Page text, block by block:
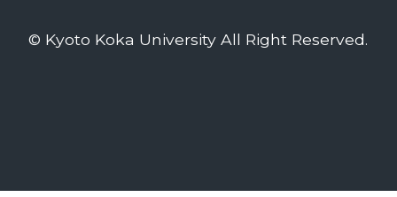
© Kyoto Koka University All Right Reserved.